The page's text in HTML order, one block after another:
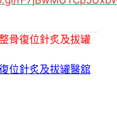
骨復位針炙及拔罐
位針炙及拔罐醫舘